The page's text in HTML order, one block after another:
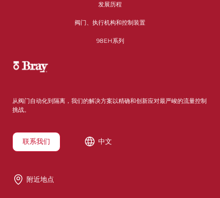
发展历程
阀门、执行机构和控制装置
98EH系列
从阀门自动化到隔离，我们的解决方案以精确和创新应对最严峻的流量控制
挑战。
联系我们 中文
附近地点